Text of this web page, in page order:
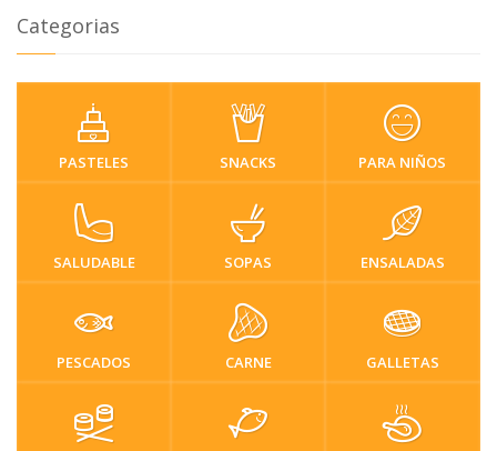
Categorias
PASTELES SNACKS PARA NIÑOS
SALUDABLE SOPAS ENSALADAS
PESCADOS CARNE GALLETAS